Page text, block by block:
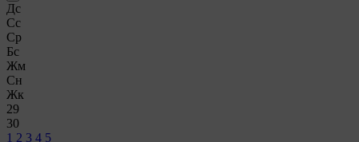
Дс
Сс
Ср
Бс
Жм
Сн
Жк
29
30
1 2 3 4 5